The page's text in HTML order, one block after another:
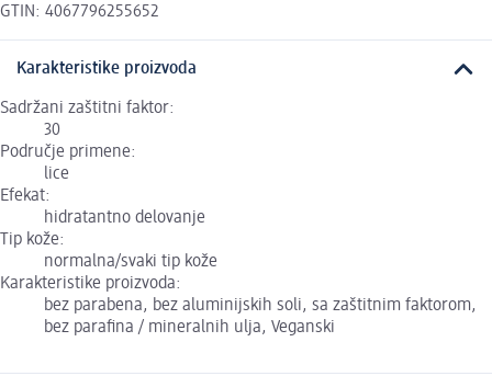
GTIN: 4067796255652
Karakteristike proizvoda
Sadržani zaštitni faktor:
30
Područje primene:
lice
Efekat:
hidratantno delovanje
Tip kože:
normalna/svaki tip kože
Karakteristike proizvoda:
bez parabena, bez aluminijskih soli, sa zaštitnim faktorom,
bez parafina / mineralnih ulja, Veganski